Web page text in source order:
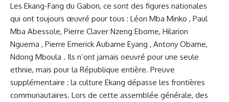
Les Ekang-Fang du Gabon, ce sont des figures nationales
qui ont toujours œuvré pour tous : Léon Mba Minko , Paul
Mba Abessole, Pierre Claver Nzeng Ebome, Hilarion
Nguema , Pierre Emerick Aubame Eyang , Antony Obame,
Ndong Mboula . Ils n’ont jamais oeuvré pour une seule
ethnie, mais pour la République entière. Preuve
supplémentaire : la culture Ekang dépasse les frontières
communautaires. Lors de cette assemblée générale, des